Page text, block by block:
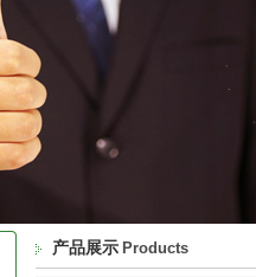
产品展示 Products